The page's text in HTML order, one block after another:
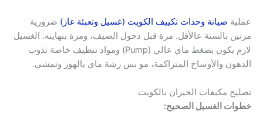
عملية صيانة وحدات تكييف الكويت (غسيل وتعبئة غاز) ضرورية
مرتين بالسنة عالأقل. مرة قبل دخول الصيف، ومرة بنهايته. الغسيل
لازم يكون بضغط ماي عالي (Pump) ومواد تنظيف خاصة تذوب
الدهون والأوساخ المتراكمة، مو بس رشة ماي بالهوز وتمشي.
تصليح مكيفات الخيران بالكويت
خطوات الغسيل الصحيح: